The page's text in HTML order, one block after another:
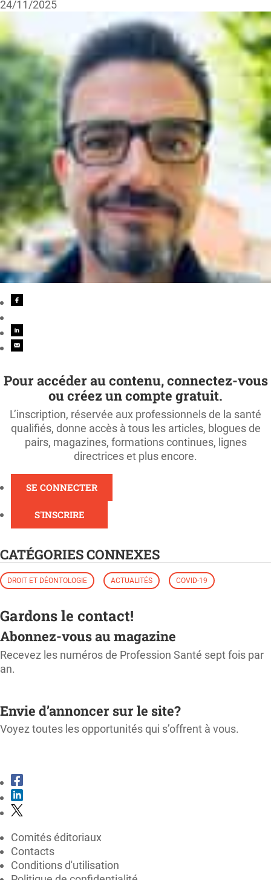
24/11/2025
Pour accéder au contenu, connectez-vous
ou créez un compte gratuit.
L’inscription, réservée aux professionnels de la santé
qualifiés, donne accès à tous les articles, blogues de
pairs, magazines, formations continues, lignes
directrices et plus encore.
SE CONNECTER
S'INSCRIRE
CATÉGORIES CONNEXES
DROIT ET DÉONTOLOGIE ACTUALITÉS COVID-19
Gardons le contact!
Abonnez-vous au magazine
Recevez les numéros de Profession Santé sept fois par
an.
Envie d’annoncer sur le site?
Voyez toutes les opportunités qui s’offrent à vous.
Comités éditoriaux
Contacts
Conditions d'utilisation